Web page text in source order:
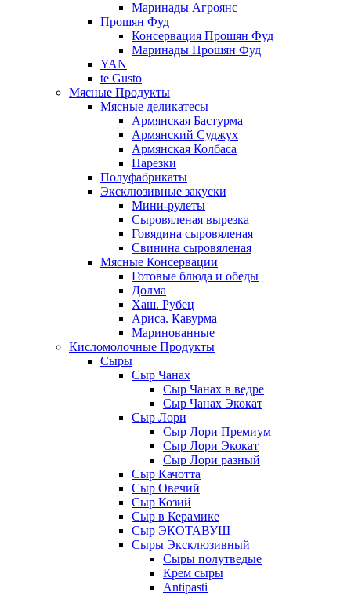
Маринады Агроянс
Прошян Фуд
Консервация Прошян Фуд
Маринады Прошян Фуд
YAN
te Gusto
Мясные Продукты
Мясные деликатесы
Армянская Бастурма
Армянский Суджух
Армянская Колбаса
Нарезки
Полуфабрикаты
Эксклюзивные закуски
Мини-рулеты
Сыровяленая вырезка
Говядина сыровяленая
Свинина сыровяленая
Мясные Консервации
Готовые блюда и обеды
Долма
Хаш. Рубец
Ариса. Кавурма
Маринованные
Кисломолочные Продукты
Сыры
Сыр Чанах
Сыр Чанах в ведре
Сыр Чанах Экокат
Сыр Лори
Сыр Лори Премиум
Сыр Лори Экокат
Сыр Лори разный
Сыр Качотта
Сыр Овечий
Сыр Козий
Сыр в Керамике
Сыр ЭКОТАВУШ
Сыры Эксклюзивный
Сыры полутведые
Крем сыры
Antipasti